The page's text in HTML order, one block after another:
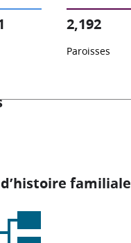
2,192
Paroisses
familiale